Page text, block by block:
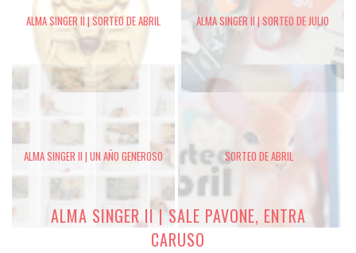
ALMA SINGER II | SORTEO DE ABRIL ALMA SINGER II | SORTEO DE JULIO
ALMA SINGER II | UN AÑO GENEROSO SORTEO DE ABRIL
ALMA SINGER II | SALE PAVONE, ENTRA
CARUSO